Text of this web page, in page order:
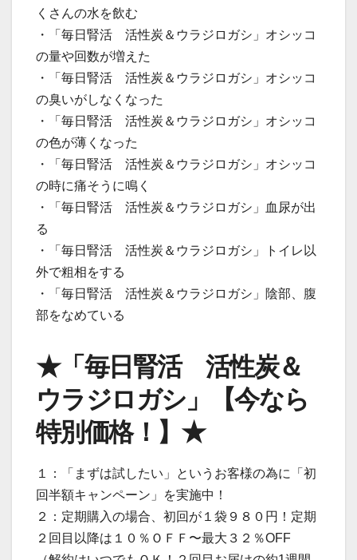
くさんの水を飲む
・「毎日腎活 活性炭＆ウラジロガシ」オシッコ
の量や回数が増えた
・「毎日腎活 活性炭＆ウラジロガシ」オシッコ
の臭いがしなくなった
・「毎日腎活 活性炭＆ウラジロガシ」オシッコ
の色が薄くなった
・「毎日腎活 活性炭＆ウラジロガシ」オシッコ
の時に痛そうに鳴く
・「毎日腎活 活性炭＆ウラジロガシ」血尿が出
る
・「毎日腎活 活性炭＆ウラジロガシ」トイレ以
外で粗相をする
・「毎日腎活 活性炭＆ウラジロガシ」陰部、腹
部をなめている
★「毎日腎活 活性炭＆
ウラジロガシ」【今なら
特別価格！】★
１：「まずは試したい」というお客様の為に「初
回半額キャンペーン」を実施中！
２：定期購入の場合、初回が１袋９８０円！定期
２回目以降は１０％ＯＦＦ〜最大３２％OFF